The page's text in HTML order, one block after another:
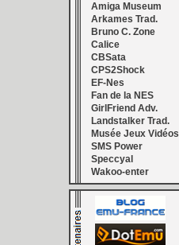
Amiga Museum
Arkames Trad.
Bruno C. Zone
Calice
CBSata
CPS2Shock
EF-Nes
Fan de la NES
GirlFriend Adv.
Landstalker Trad.
Musée Jeux Vidéos
SMS Power
Speccyal
Wakoo-enter